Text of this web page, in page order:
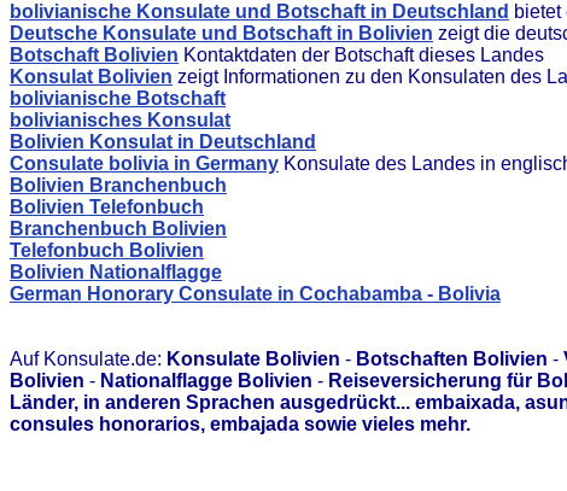
bolivianische Konsulate und Botschaft in Deutschland bietet
Deutsche Konsulate und Botschaft in Bolivien zeigt die
Botschaft Bolivien Kontaktdaten der Botschaft dieses Landes
Konsulat Bolivien zeigt Informationen zu den Konsulaten des
bolivianische Botschaft
bolivianisches Konsulat
Bolivien Konsulat in Deutschland
Consulate bolivia in Germany Konsulate des Landes in
Bolivien Branchenbuch
Bolivien Telefonbuch
Branchenbuch Bolivien
Telefonbuch Bolivien
Bolivien Nationalflagge
German Honorary Consulate in Cochabamba - Bolivia
Auf Konsulate.de: Konsulate Bolivien - Botschaften Bolivien -
Bolivien - Nationalflagge Bolivien - Reiseversicherung für
Länder, in anderen Sprachen ausgedrückt... embaixada,
consules honorarios, embajada sowie vieles mehr.